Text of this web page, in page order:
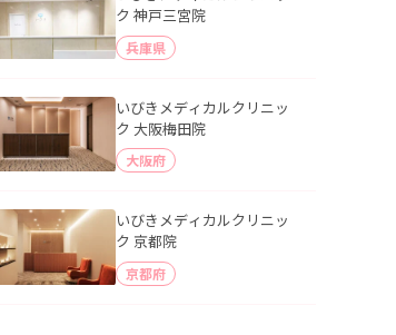
ク 神戸三宮院
兵庫県
いびきメディカルクリニッ
ク 大阪梅田院
大阪府
いびきメディカルクリニッ
ク 京都院
京都府